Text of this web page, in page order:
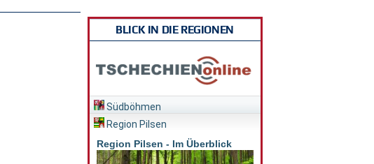
BLICK IN DIE REGIONEN
Südböhmen
Region Pilsen
Region Pilsen - Im Überblick